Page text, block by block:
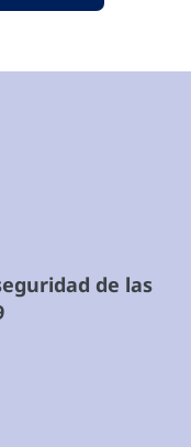
de las